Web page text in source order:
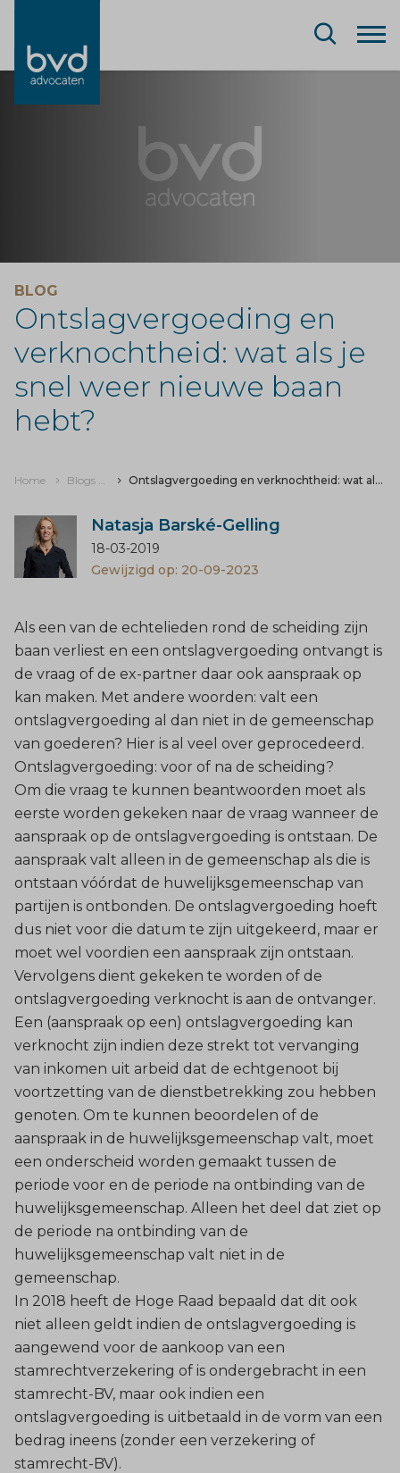
BLOG
Ontslagvergoeding en
verknochtheid: wat als je
snel weer nieuwe baan
hebt?
Home Ontslagvergoeding en verknochtheid: wat als je snel weer nieuwe baan hebt?
Natasja Barské-Gelling
18-03-2019
Gewijzigd op: 20-09-2023
Als een van de echtelieden rond de scheiding zijn
baan verliest en een ontslagvergoeding ontvangt is
de vraag of de ex-partner daar ook aanspraak op
kan maken. Met andere woorden: valt een
ontslagvergoeding al dan niet in de gemeenschap
van goederen? Hier is al veel over geprocedeerd.
Ontslagvergoeding: voor of na de scheiding?
Om die vraag te kunnen beantwoorden moet als
eerste worden gekeken naar de vraag wanneer de
aanspraak op de ontslagvergoeding is ontstaan. De
aanspraak valt alleen in de gemeenschap als die is
ontstaan vóórdat de huwelijksgemeenschap van
partijen is ontbonden. De ontslagvergoeding hoeft
dus niet voor die datum te zijn uitgekeerd, maar er
moet wel voordien een aanspraak zijn ontstaan.
Vervolgens dient gekeken te worden of de
ontslagvergoeding verknocht is aan de ontvanger.
Een (aanspraak op een) ontslagvergoeding kan
verknocht zijn indien deze strekt tot vervanging
van inkomen uit arbeid dat de echtgenoot bij
voortzetting van de dienstbetrekking zou hebben
genoten. Om te kunnen beoordelen of de
aanspraak in de huwelijksgemeenschap valt, moet
een onderscheid worden gemaakt tussen de
periode voor en de periode na ontbinding van de
huwelijksgemeenschap. Alleen het deel dat ziet op
de periode na ontbinding van de
huwelijksgemeenschap valt niet in de
gemeenschap.
In 2018 heeft de Hoge Raad bepaald dat dit ook
niet alleen geldt indien de ontslagvergoeding is
aangewend voor de aankoop van een
stamrechtverzekering of is ondergebracht in een
stamrecht-BV, maar ook indien een
ontslagvergoeding is uitbetaald in de vorm van een
bedrag ineens (zonder een verzekering of
stamrecht-BV).